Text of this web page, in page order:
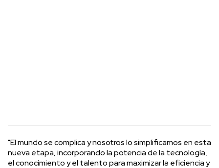
"El mundo se complica y nosotros lo simplificamos en esta
nueva etapa, incorporando la potencia de la tecnología,
el conocimiento y el talento para maximizar la eficiencia y